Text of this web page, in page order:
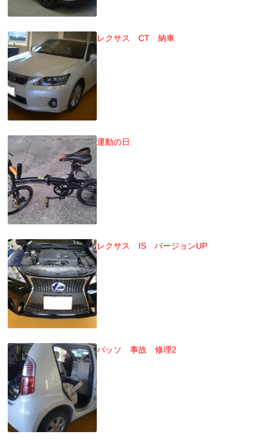
レクサス CT 納車
運動の日
レクサス IS バージョンUP
パッソ 事故 修理2